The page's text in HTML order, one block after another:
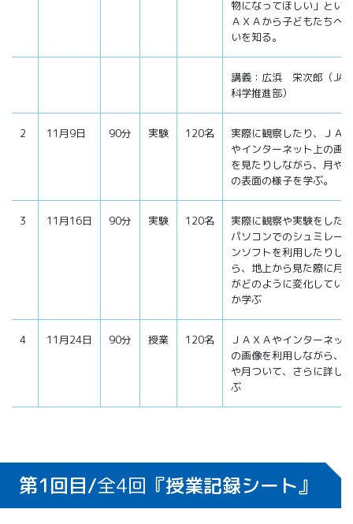
物になってほしい」とい
ＡＸＡから子どもたちへ
いを知る。
講義：広浜 栄次郎（
科学推進部）
2 11月9日 90分 実験 120名
実際に観察したり、ＪＡ
やインターネット上の画
を見たりしながら、月や
の表面の様子を学ぶ。
3 11月16日 90分 実験 120名
実際に観察や実験をした
パソコンでのシュミレー
ンソフトを利用したりし
ら、地上から見た際に月
がどのように変化してい
か学ぶ
4 11月24日 90分 授業 120名
ＪＡＸＡやインターネッ
の画像を利用しながら、
や月ついて、さらに詳し
ぶ
第1回目/全4回 『授業記録シート』